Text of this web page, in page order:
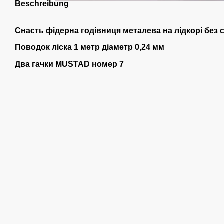
Beschreibung
Снасть фідерна годівниця металева на лідкорі без
Поводок ліска 1 метр діаметр 0,24 мм
Два гачки MUSTAD номер 7